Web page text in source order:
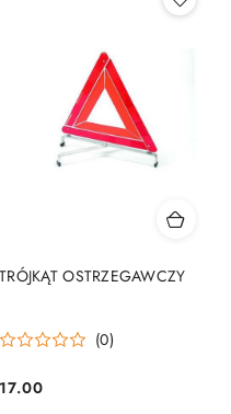
TRÓJKĄT OSTRZEGAWCZY
(0)
Cena:
17.00